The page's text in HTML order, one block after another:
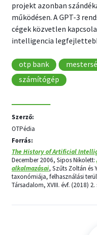
projekt azonban
működésen. A GPT-3
cégek közvetlen
intelligencia
otp bank
számítógép
Szerző:
OTPédia
Forrás:
The History of Artificial
December 2006, Sipos Nikolett:
alkalmazásai, Szűts Zoltán és
taxonómiája, felhasználási
Társadalom, XVIII. évf. (2018)